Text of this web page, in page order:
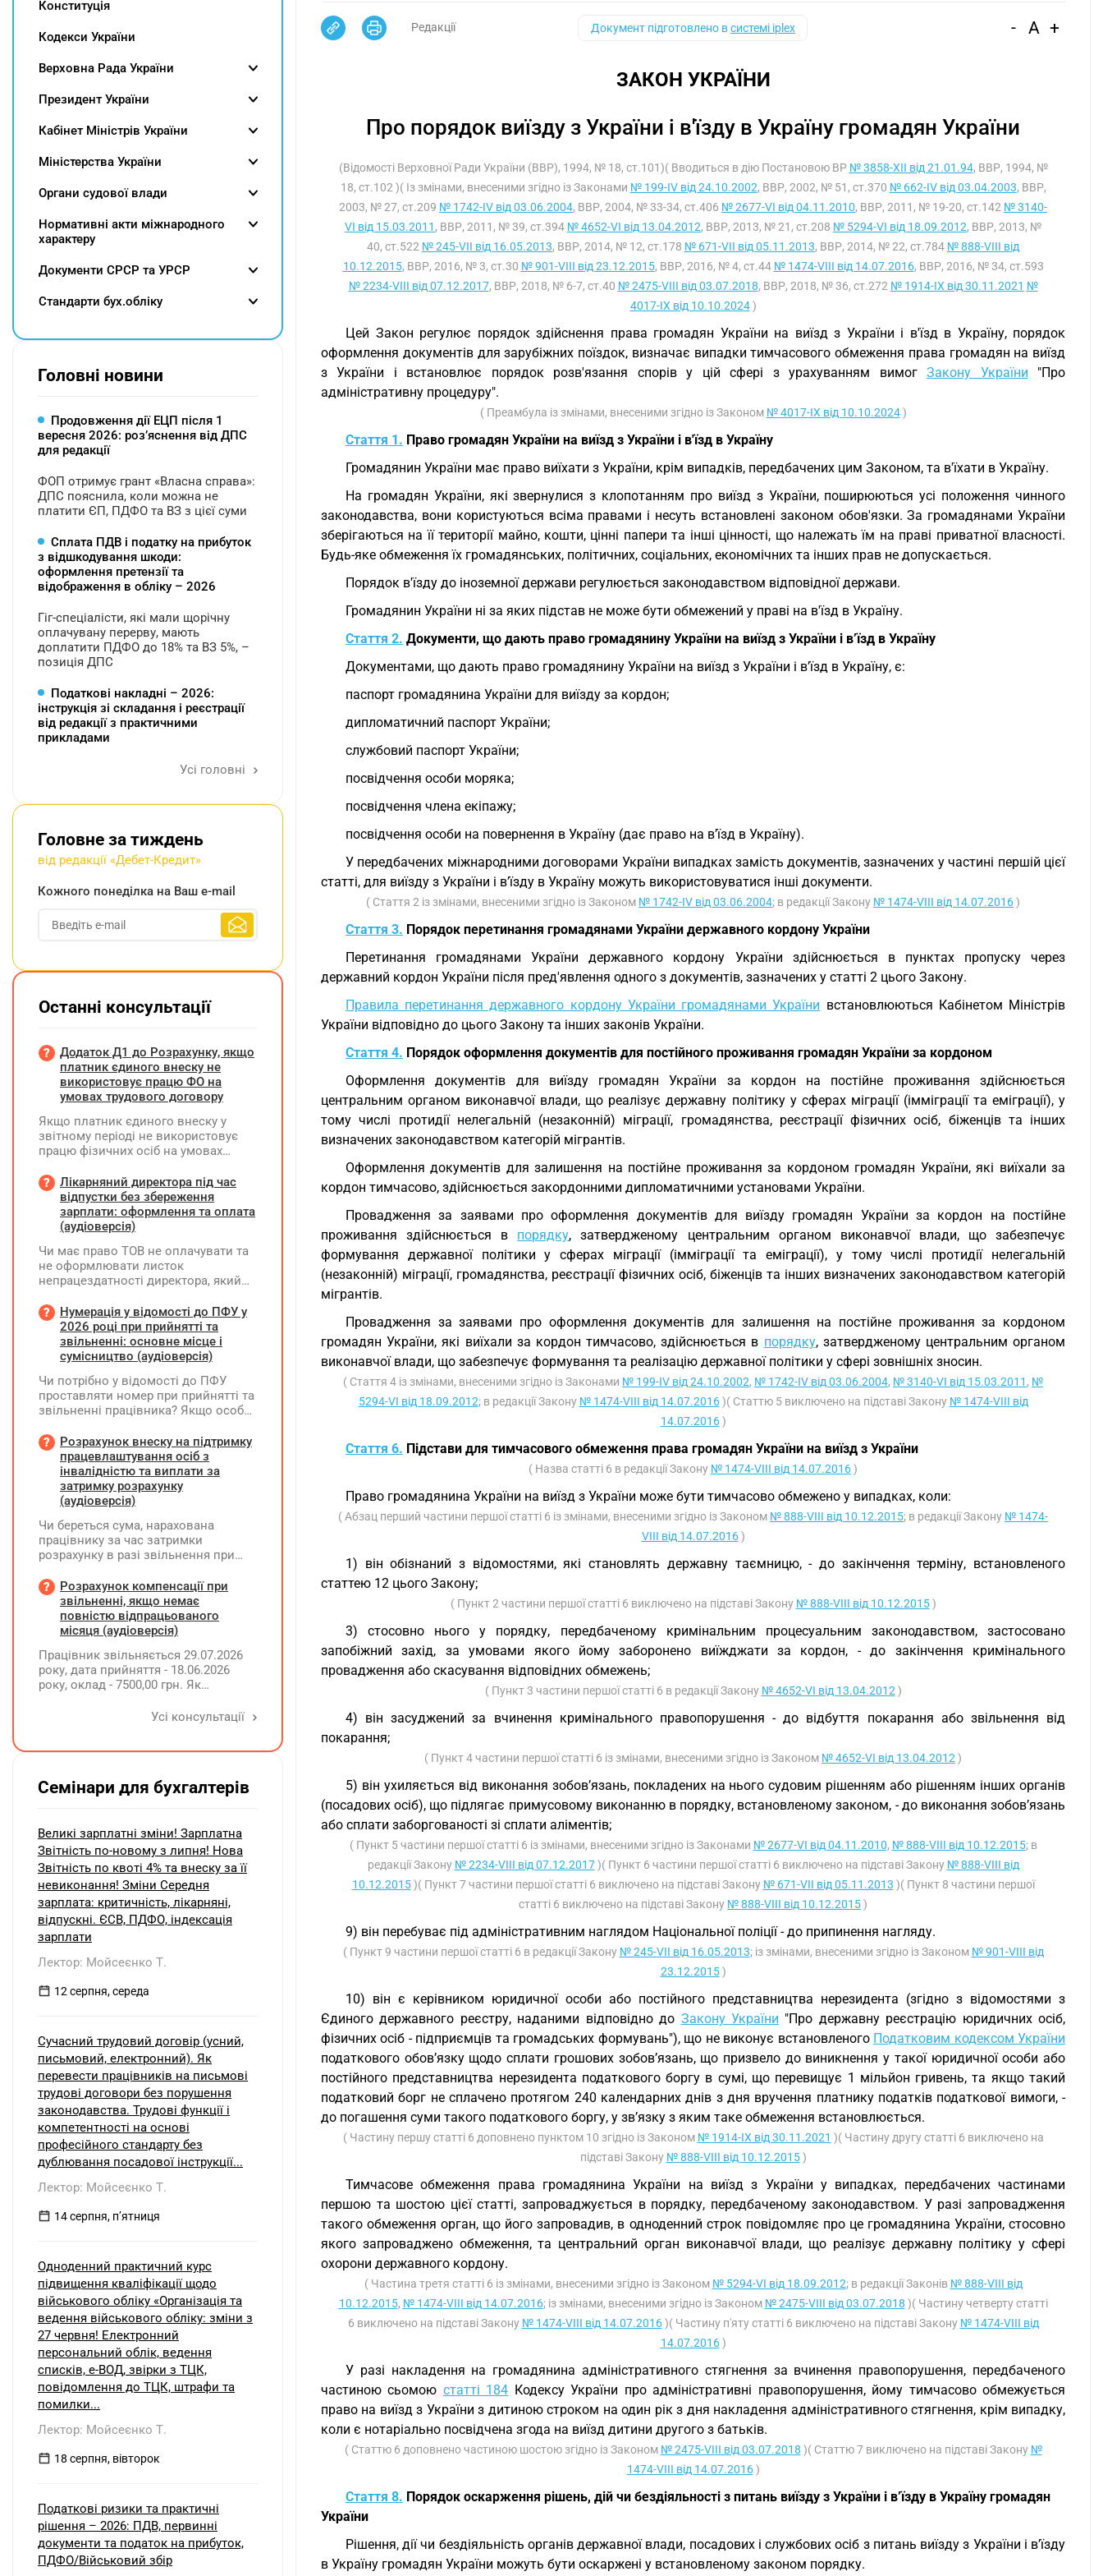
Редакції Документ підготовлено всистемі iplex - A +
ЗАКОН УКРАЇНИ
Про порядок виїзду з України і в'їзду в Україну громадян України
(Відомості Верховної Ради України (ВВР), 1994, № 18, ст.101)( Вводиться в дію Постановою ВР № 3858-XII від 21.01.94, ВВР, 1994, №
18, ст.102 )( Із змінами, внесеними згідно із Законами № 199-IV від 24.10.2002, ВВР, 2002, № 51, ст.370 № 662-IV від 03.04.2003, ВВР,
2003, № 27, ст.209 № 1742-IV від 03.06.2004, ВВР, 2004, № 33-34, ст.406 № 2677-VI від 04.11.2010, ВВР, 2011, № 19-20, ст.142 № 3140-
VI від 15.03.2011 , ВВР, 2011, № 39, ст.394 № 4652-VI від 13.04.2012, ВВР, 2013, № 21, ст.208 № 5294-VI від 18.09.2012, ВВР, 2013, №
40, ст.522 № 245-VII від 16.05.2013, ВВР, 2014, № 12, ст.178 № 671-VII від 05.11.2013, ВВР, 2014, № 22, ст.784 № 888-VIII від
10.12.2015, ВВР, 2016, № 3, ст.30 № 901-VIII від 23.12.2015, ВВР, 2016, № 4, ст.44 № 1474-VIII від 14.07.2016, ВВР, 2016, № 34, ст.593
№ 2234-VIII від 07.12.2017, ВВР, 2018, № 6-7, ст.40 № 2475-VIII від 03.07.2018, ВВР, 2018, № 36, ст.272 № 1914-IX від 30.11.2021 №
4017-IX від 10.10.2024)
Цей Закон регулює порядок здійснення права громадян України на виїзд з України і в'їзд в Україну, порядок
оформлення документів для зарубіжних поїздок, визначає випадки тимчасового обмеження права громадян на виїзд
з України і встановлює порядок розв'язання спорів у цій сфері з урахуванням вимогЗакону України "Про
адміністративну процедуру".
( Преамбула із змінами, внесеними згідно із Законом № 4017-IX від 10.10.2024)
Стаття 1. Право громадян України на виїзд з України і в'їзд в Україну
Громадянин України має право виїхати з України, крім випадків, передбачених цим Законом, та в'їхати в Україну.
На громадян України, які звернулися з клопотанням про виїзд з України, поширюються усі положення чинного
законодавства, вони користуються всіма правами і несуть встановлені законом обов'язки. За громадянами України
зберігаються на її території майно, кошти, цінні папери та інші цінності, що належать їм на праві приватної власності.
Будь-яке обмеження їх громадянських, політичних, соціальних, економічних та інших прав не допускається.
Порядок в'їзду до іноземної держави регулюється законодавством відповідної держави.
Громадянин України ні за яких підстав не може бути обмежений у праві на в'їзд в Україну.
Стаття 2. Документи, що дають право громадянину України на виїзд з України і в’їзд в Україну
Документами, що дають право громадянину України на виїзд з України і в’їзд в Україну, є:
паспорт громадянина України для виїзду за кордон;
дипломатичний паспорт України;
службовий паспорт України;
посвідчення особи моряка;
посвідчення члена екіпажу;
посвідчення особи на повернення в Україну (дає право на в’їзд в Україну).
У передбачених міжнародними договорами України випадках замість документів, зазначених у частині першій цієї
статті, для виїзду з України і в’їзду в Україну можуть використовуватися інші документи.
( Стаття 2 із змінами, внесеними згідно із Законом № 1742-IV від 03.06.2004; в редакції Закону № 1474-VIII від 14.07.2016)
Стаття 3. Порядок перетинання громадянами України державного кордону України
Перетинання громадянами України державного кордону України здійснюється в пунктах пропуску через
державний кордон України після пред'явлення одного з документів, зазначених у статті 2 цього Закону.
Правила перетинання державного кордону України громадянами України встановлюються Кабінетом Міністрів
України відповідно до цього Закону та інших законів України.
Стаття 4. Порядок оформлення документів для постійного проживання громадян України за кордоном
Оформлення документів для виїзду громадян України за кордон на постійне проживання здійснюється
центральним органом виконавчої влади, що реалізує державну політику у сферах міграції (імміграції та еміграції), у
тому числі протидії нелегальній (незаконній) міграції, громадянства, реєстрації фізичних осіб, біженців та інших
визначених законодавством категорій мігрантів.
Оформлення документів для залишення на постійне проживання за кордоном громадян України, які виїхали за
кордон тимчасово, здійснюється закордонними дипломатичними установами України.
Провадження за заявами про оформлення документів для виїзду громадян України за кордон на постійне
проживання здійснюється в порядку, затвердженому центральним органом виконавчої влади, що забезпечує
формування державної політики у сферах міграції (імміграції та еміграції), у тому числі протидії нелегальній
(незаконній) міграції, громадянства, реєстрації фізичних осіб, біженців та інших визначених законодавством категорій
мігрантів.
Провадження за заявами про оформлення документів для залишення на постійне проживання за кордоном
громадян України, які виїхали за кордон тимчасово, здійснюється в порядку, затвердженому центральним органом
виконавчої влади, що забезпечує формування та реалізацію державної політики у сфері зовнішніх зносин.
( Стаття 4 із змінами, внесеними згідно із Законами № 199-IV від 24.10.2002, № 1742-IV від 03.06.2004, № 3140-VI від 15.03.2011 , №
5294-VI від 18.09.2012; в редакції Закону № 1474-VIII від 14.07.2016)( Статтю 5 виключено на підставі Закону № 1474-VIII від
14.07.2016)
Стаття 6. Підстави для тимчасового обмеження права громадян України на виїзд з України
( Назва статті 6 в редакції Закону № 1474-VIII від 14.07.2016)
Право громадянина України на виїзд з України може бути тимчасово обмежено у випадках, коли:
( Абзац перший частини першої статті 6 із змінами, внесеними згідно із Законом № 888-VIII від 10.12.2015; в редакції Закону № 1474-
VIII від 14.07.2016)
1) він обізнаний з відомостями, які становлять державну таємницю, - до закінчення терміну, встановленого
статтею 12 цього Закону;
( Пункт 2 частини першої статті 6 виключено на підставі Закону № 888-VIII від 10.12.2015)
3) стосовно нього у порядку, передбаченому кримінальним процесуальним законодавством, застосовано
запобіжний захід, за умовами якого йому заборонено виїжджати за кордон, - до закінчення кримінального
провадження або скасування відповідних обмежень;
( Пункт 3 частини першої статті 6 в редакції Закону № 4652-VI від 13.04.2012 )
4) він засуджений за вчинення кримінального правопорушення - до відбуття покарання або звільнення від
покарання;
( Пункт 4 частини першої статті 6 із змінами, внесеними згідно із Законом № 4652-VI від 13.04.2012 )
5) він ухиляється від виконання зобов’язань, покладених на нього судовим рішенням або рішенням інших органів
(посадових осіб), що підлягає примусовому виконанню в порядку, встановленому законом, - до виконання зобов’язань
або сплати заборгованості зі сплати аліментів;
( Пункт 5 частини першої статті 6 із змінами, внесеними згідно із Законами № 2677-VI від 04.11.2010, № 888-VIII від 10.12.2015; в
редакції Закону № 2234-VIII від 07.12.2017)( Пункт 6 частини першої статті 6 виключено на підставі Закону № 888-VIII від
10.12.2015)( Пункт 7 частини першої статті 6 виключено на підставі Закону № 671-VII від 05.11.2013 )( Пункт 8 частини першої
статті 6 виключено на підставі Закону № 888-VIII від 10.12.2015)
9) він перебуває під адміністративним наглядом Національної поліції - до припинення нагляду.
( Пункт 9 частини першої статті 6 в редакції Закону № 245-VII від 16.05.2013; із змінами, внесеними згідно із Законом № 901-VIII від
23.12.2015)
10) він є керівником юридичної особи або постійного представництва нерезидента (згідно з відомостями з
Єдиного державного реєстру, наданими відповідно до Закону України "Про державну реєстрацію юридичних осіб,
фізичних осіб - підприємців та громадських формувань"), що не виконує встановленого Податковим кодексом України
податкового обов’язку щодо сплати грошових зобов’язань, що призвело до виникнення у такої юридичної особи або
постійного представництва нерезидента податкового боргу в сумі, що перевищує 1 мільйон гривень, та якщо такий
податковий борг не сплачено протягом 240 календарних днів з дня вручення платнику податків податкової вимоги, -
до погашення суми такого податкового боргу, у зв’язку з яким таке обмеження встановлюється.
( Частину першу статті 6 доповнено пунктом 10 згідно із Законом № 1914-IX від 30.11.2021 )( Частину другу статті 6 виключено на
підставі Закону № 888-VIII від 10.12.2015)
Тимчасове обмеження права громадянина України на виїзд з України у випадках, передбачених частинами
першою та шостою цієї статті, запроваджується в порядку, передбаченому законодавством. У разі запровадження
такого обмеження орган, що його запровадив, в одноденний строк повідомляє про це громадянина України, стосовно
якого запроваджено обмеження, та центральний орган виконавчої влади, що реалізує державну політику у сфері
охорони державного кордону.
( Частина третя статті 6 із змінами, внесеними згідно із Законом № 5294-VI від 18.09.2012; в редакції Законів № 888-VIII від
10.12.2015, № 1474-VIII від 14.07.2016; із змінами, внесеними згідно із Законом № 2475-VIII від 03.07.2018 )( Частину четверту статті
6 виключено на підставі Закону № 1474-VIII від 14.07.2016)( Частину п'яту статті 6 виключено на підставі Закону № 1474-VIII від
14.07.2016)
У разі накладення на громадянина адміністративного стягнення за вчинення правопорушення, передбаченого
частиною сьомою статті 184 Кодексу України про адміністративні правопорушення, йому тимчасово обмежується
право на виїзд з України з дитиною строком на один рік з дня накладення адміністративного стягнення, крім випадку,
коли є нотаріально посвідчена згода на виїзд дитини другого з батьків.
( Статтю 6 доповнено частиною шостою згідно із Законом № 2475-VIII від 03.07.2018 )( Статтю 7 виключено на підставі Закону №
1474-VIII від 14.07.2016)
Стаття 8. Порядок оскарження рішень, дій чи бездіяльності з питань виїзду з України і в’їзду в Україну громадян
України
Рішення, дії чи бездіяльність органів державної влади, посадових і службових осіб з питань виїзду з України і в’їзду
в Україну громадян України можуть бути оскаржені у встановленому законом порядку.
Конституція
Кодекси України
Верховна Рада України
Президент України
Кабінет Міністрів України
Міністерства України
Органи судової влади
Нормативні акти міжнародного
характеру
Документи СРСР та УРСР
Cтандарти бух.обліку
Головні новини
Продовження дії ЕЦП після 1
вересня 2026: розʼяснення від ДПС
для редакції
ФОП отримує грант «Власна справа»:
ДПС пояснила, коли можна не
платити ЄП, ПДФО та ВЗ з цієї суми
Сплата ПДВ і податку на прибуток
з відшкодування шкоди:
оформлення претензії та
відображення в обліку – 2026
Гіг-спеціалісти, які мали щорічну
оплачувану перерву, мають
доплатити ПДФО до 18% та ВЗ 5%, –
позиція ДПС
Податкові накладні – 2026:
інструкція зі складання і реєстрації
від редакції з практичними
прикладами
Усі головні
Головне за тиждень
від редакції «Дебет-Кредит»
Кожного понеділка на Ваш e-mail
Останні консультації
Додаток Д1 до Розрахунку, якщо
платник єдиного внеску не
використовує працю ФО на
умовах трудового договору
Якщо платник єдиного внеску у
звітному періоді не використовує
працю фізичних осіб на умовах
на інших умовах, передбачених
законодавством, Додаток Д1/
Додаток ФІЗ-Д1 за відповідний
період не подається
Лікарняний директора під час
відпустки без збереження
зарплати: оформлення та оплата
(аудіоверсія)
Чи має право ТОВ не оплачувати та
не оформлювати листок
непрацездатності директора, який
збереження заробітної плати під час
призупинення діяльності
підприємства?
Нумерація у відомості до ПФУ у
2026 році при прийнятті та
звільненні: основне місце і
сумісництво (аудіоверсія)
Чи потрібно у відомості до ПФУ
проставляти номер при прийнятті та
звільненні працівника? Якщо особа
місцем роботи та за сумісництвом,
чи рахується це як два роботодавці?
Розрахунок внеску на підтримку
працевлаштування осіб з
інвалідністю та виплати за
затримку розрахунку
(аудіоверсія)
Чи береться сума, нарахована
працівнику за час затримки
розрахунку в разі звільнення при
заробітної плати (винагороди), для
розрахунку внеску на підтримку
працевлаштування осіб з
інвалідністю?
Розрахунок компенсації при
звільненні, якщо немає
повністю відпрацьованого
місяця (аудіоверсія)
Працівник звільняється 29.07.2026
року, дата прийняття - 18.06.2026
року, оклад - 7500,00 грн. Як
невикористаних днів відпустки при
Усі консультації
Семінари для бухгалтерів
Великі зарплатні зміни! Зарплатна
Звітність по-новому з липня! Нова
Звітність по квоті 4% та внеску за її
невиконання! Зміни Середня
зарплата: критичність, лікарняні,
відпускні. ЄСВ, ПДФО, індексація
зарплати
Лектор: Мойсеєнко Т.
12 серпня, середа
Сучасний трудовий договір (усний,
письмовий, електронний). Як
перевести працівників на письмові
трудові договори без порушення
законодавства. Трудові функції і
компетентності на основі
професійного стандарту без
дублювання посадової інструкції...
Лектор: Мойсеєнко Т.
14 серпня, пʼятниця
Одноденний практичний курс
підвищення кваліфікації щодо
військового обліку «Організація та
ведення військового обліку: зміни з
27 червня! Електронний
персональний облік, ведення
списків, е-ВОД, звірки з ТЦК,
повідомлення до ТЦК, штрафи та
помилки...
Лектор: Мойсеєнко Т.
18 серпня, вівторок
Податкові ризики та практичні
рішення – 2026: ПДВ, первинні
документи та податок на прибуток,
ПДФО/Військовий збір